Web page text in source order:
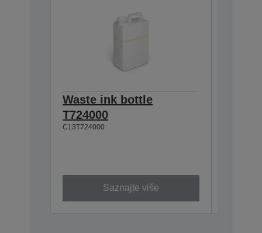
Waste ink bottle
T724000
C13T724000
Saznajte više